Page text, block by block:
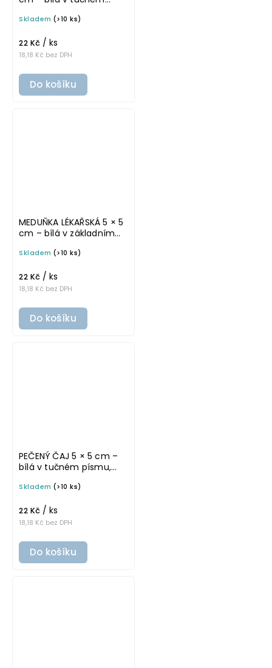
samolepka na
Skladem (>10 ks)
18,18 Kč bez DPH
22 Kč / ks
Do košíku
MEDUŇKA LÉKAŘSKÁ 5 × 5
cm – bílá v základním
samolepka na
Skladem (>10 ks)
18,18 Kč bez DPH
22 Kč / ks
Do košíku
PEČENÝ ČAJ 5 × 5 cm –
bílá v tučném písmu,
na potravinové dózy
Skladem (>10 ks)
18,18 Kč bez DPH
22 Kč / ks
Do košíku